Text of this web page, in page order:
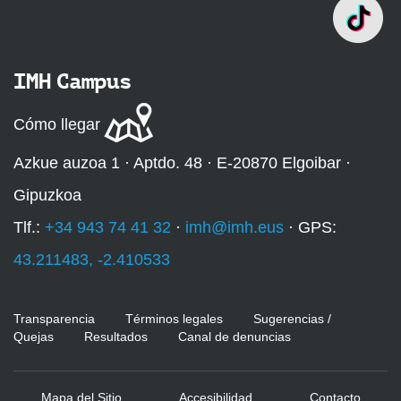
IMH Campus
Cómo llegar
Azkue auzoa 1 · Aptdo. 48 · E-20870 Elgoibar ·
Gipuzkoa
Tlf.: +34 943 74 41 32 · imh@imh.eus · GPS:
43.211483, -2.410533
Transparencia Términos legales
Sugerencias /
Quejas
Resultados Canal de denuncias
Mapa del Sitio Accesibilidad Contacto